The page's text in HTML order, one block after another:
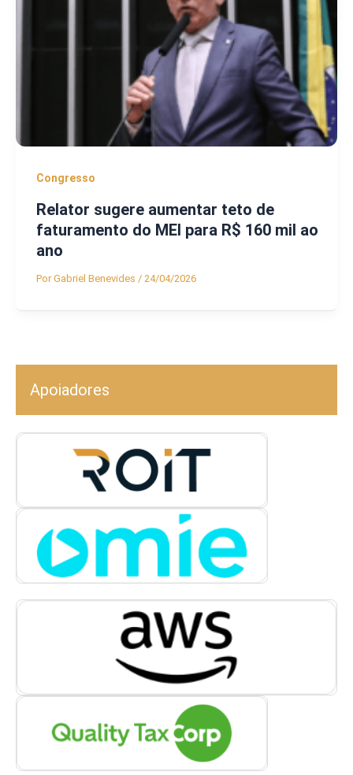
Congresso
Relator sugere aumentar teto de
faturamento do MEI para R$ 160 mil ao
ano
PorGabriel Benevides / 24/04/2026
Apoiadores